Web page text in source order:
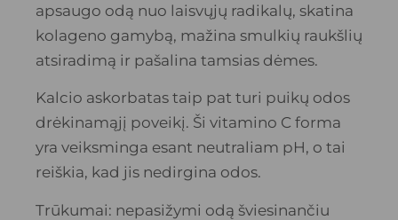
apsaugo odą nuo laisvųjų radikalų, skatina
kolageno gamybą, mažina smulkių raukšlių
atsiradimą ir pašalina tamsias dėmes.
Kalcio askorbatas taip pat turi puikų odos
drėkinamąjį poveikį. Ši vitamino C forma
yra veiksminga esant neutraliam pH, o tai
reiškia, kad jis nedirgina odos.
Trūkumai: nepasižymi odą šviesinančiu